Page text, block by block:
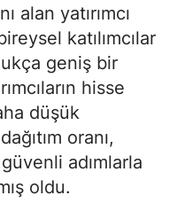
alan yatırımcı
katılımcılar
geniş bir
hisse
düşük
oranı,
güvenli adımlarla
oldu.